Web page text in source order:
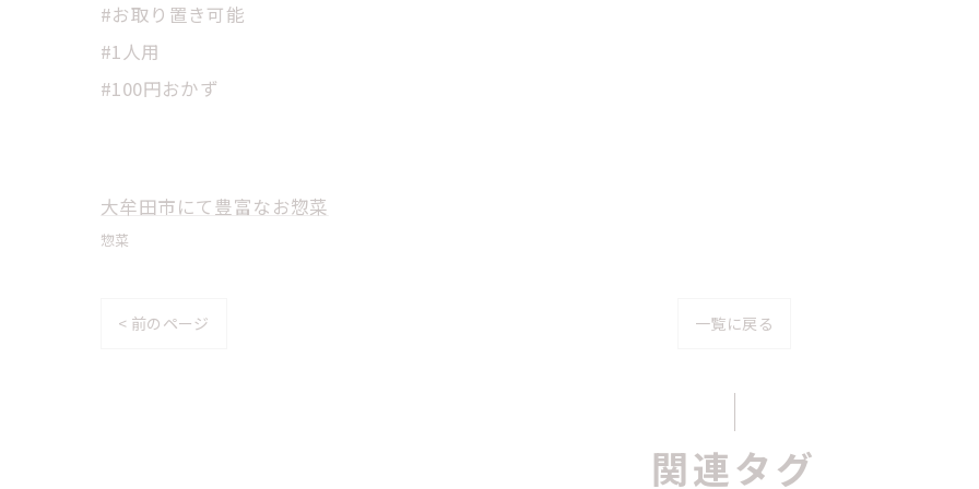
#お取り置き可能
#1人用
#100円おかず
大牟田市にて豊富なお惣菜
惣菜
< 前のページ 一覧に戻る
関連タグ